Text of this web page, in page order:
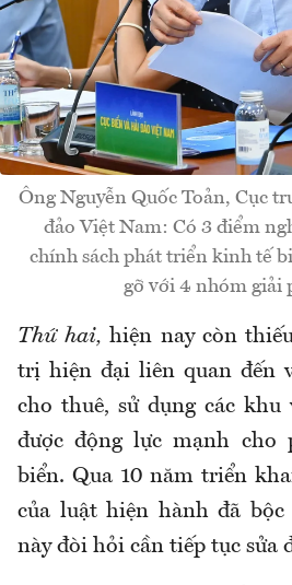
Ông Nguyễn Quốc Toản, Cục
đảo Việt Nam: Có 3 điểm
chính sách phát triển kinh tế
gỡ với 4 nhóm giải
Thứ hai, hiện nay còn
trị hiện đại liên quan đến
cho thuê, sử dụng các khu
được động lực mạnh
biển. Qua 10 năm triển
của luật hiện hành đã
này đòi hỏi cần tiếp tục sửa